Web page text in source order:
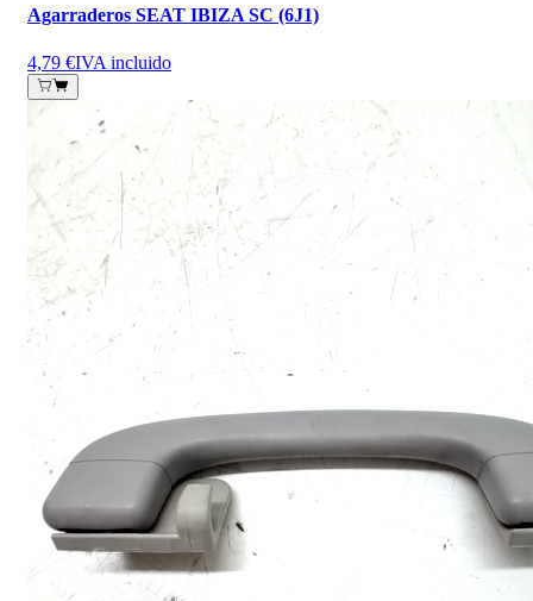
Agarraderos SEAT IBIZA SC (6J1)
4,79 €IVA incluido